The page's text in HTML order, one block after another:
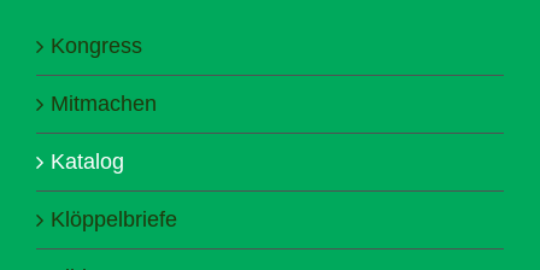
Kongress
Mitmachen
Katalog
Klöppelbriefe